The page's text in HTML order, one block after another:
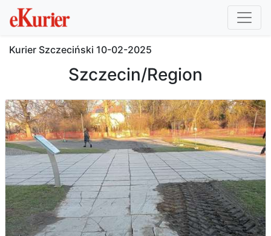
Kurier Szczeciński 10-02-2025
Szczecin/Region